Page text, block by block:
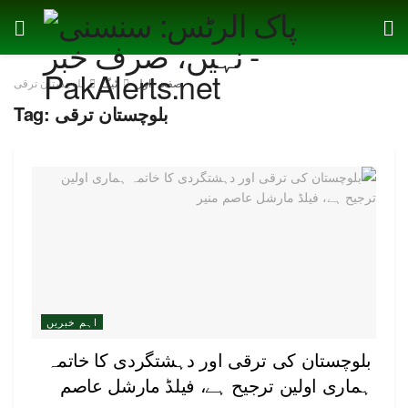
صفحہ اول ٹیگ بلوچستان ترقی
Tag: بلوچستان ترقی
اہم خبریں
بلوچستان کی ترقی اور دہشتگردی کا خاتمہ
ہماری اولین ترجیح ہے، فیلڈ مارشل عاصم